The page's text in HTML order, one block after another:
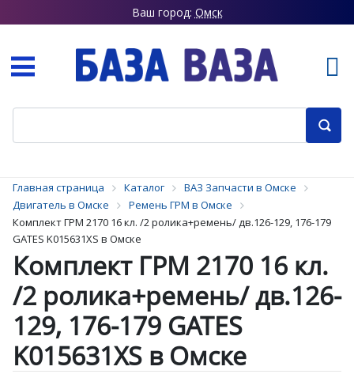
Ваш город: Омск
Главная страница Каталог
ВАЗ Запчасти в Омске
Двигатель в Омске
Ремень ГРМ в Омске
Комплект ГРМ 2170 16 кл. /2 ролика+ремень/ дв.126-129, 176-179
GATES K015631XS в Омске
Комплект ГРМ 2170 16 кл.
/2 ролика+ремень/ дв.126-
129, 176-179 GATES
K015631XS в Омске